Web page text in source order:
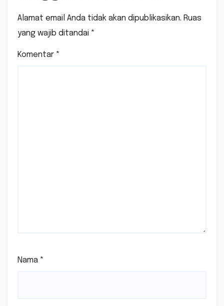
Alamat email Anda tidak akan dipublikasikan. Ruas
yang wajib ditandai *
Komentar *
Nama *